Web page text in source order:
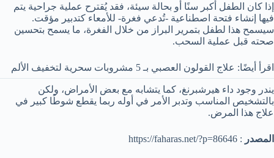
إذا كان الطفل أكبر سنًا أو بحالة سيئة، فقد يُقترح عملية جراحية يتم
فيها إنشاء فتحة اصطناعية -تُدعي فغرة- للأمعاء كتدبير مؤقت.
سيسمح هذا لطفل بتمرير البراز من خلال الفغرة، ما يسمح بتحسين
صحته قبل عملية السحب.
اقرأ أيضًا: علاج القولون العصبي بـ 5 مشروبات سحرية لتخفيف الألم
يندر وجود داء هيرشبرنغ، كما يتشابه مع بعض الأمراض، ولكن
بالتشخيص المناسب وتدبر الأمر في أوله ربما يقطع شوطًا كبير في
علاج هذا المرض.
المصدر : https://faharas.net/?p=86646